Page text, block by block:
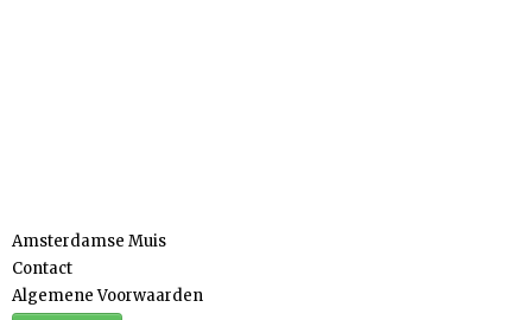
Amsterdamse Muis
Contact
Algemene Voorwaarden